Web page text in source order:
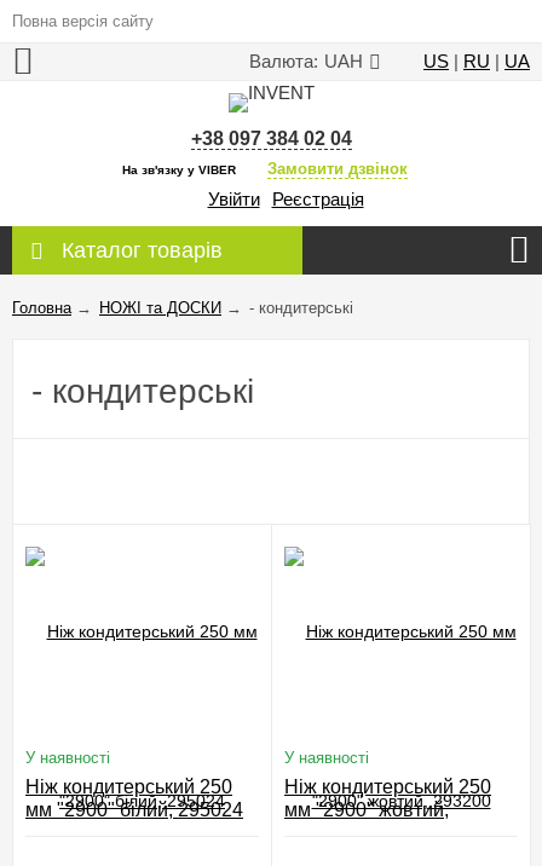
Повна версія сайту
Валюта: UAH US | RU | UA
+38 097 384 02 04
На зв'язку у VIBER Замовити дзвінок
Увійти Реєстрація
Каталог товарів
Головна → НОЖІ та ДОСКИ → - кондитерські
- кондитерські
У наявності
Ніж кондитерський 250
мм "2900" білий, 295024
У наявності
Ніж кондитерський 250
мм "2900" жовтий,